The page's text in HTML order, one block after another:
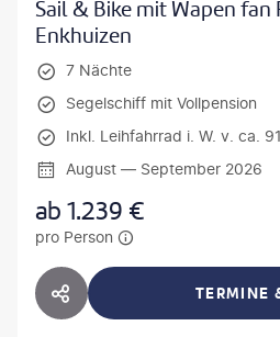
Sail & Bike mit Wapen fan
Enkhuizen
7 Nächte
Segelschiff mit Vollpension
Inkl. Leihfahrrad i. W. v. ca.
August — September 2026
ab1.239 €
pro Person
HOTEL TEILEN TERMINE